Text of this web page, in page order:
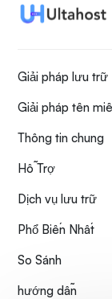
Giải pháp lưu trữ
Giải pháp tên
Thông tin chung
Hỗ Trợ
Dịch vụ lưu trữ
Phổ Biến Nhất
So Sánh
hướng dẫn